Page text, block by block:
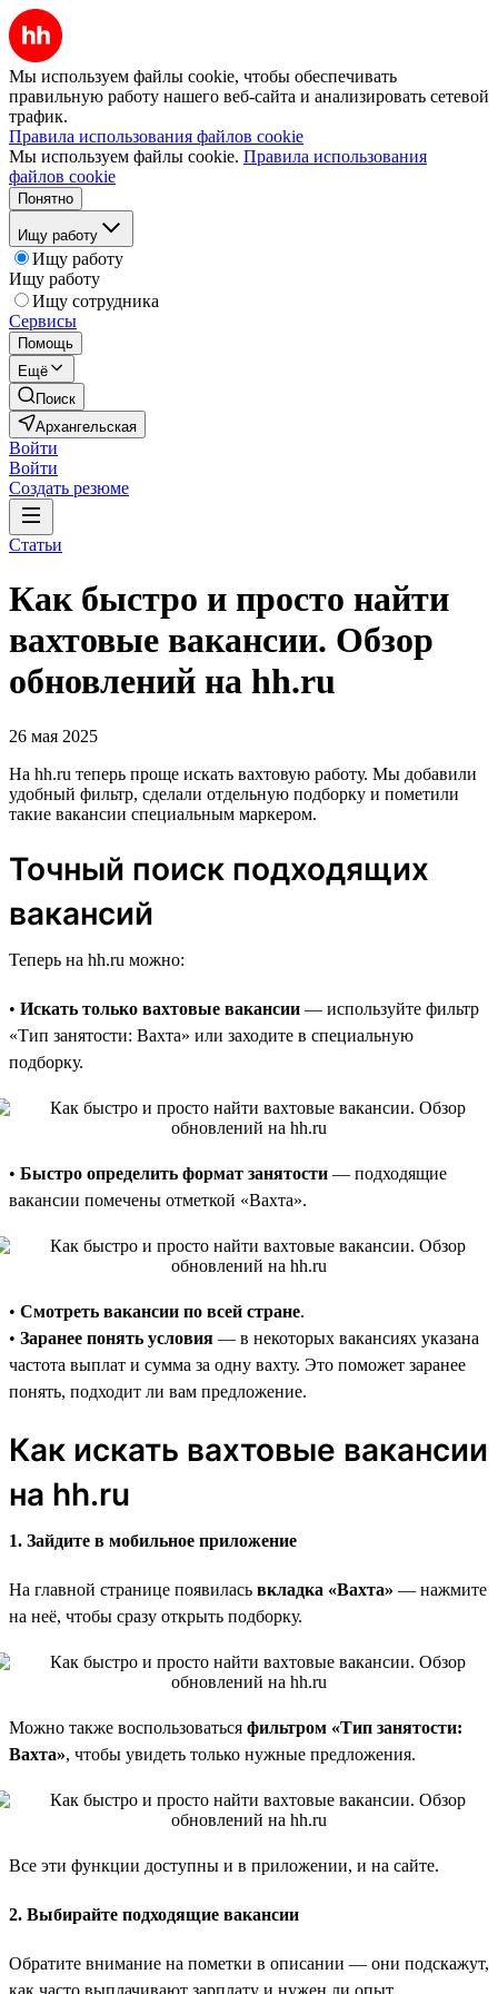
Мы используем файлы cookie, чтобы обеспечивать
правильную работу нашего веб-сайта и анализировать сетевой
трафик.
Правила использования файлов cookie
Мы используем файлы cookie. Правила использования
файлов cookie
Понятно
Ищу работу
Ищу работу
Ищу работу
Ищу сотрудника
Сервисы
Помощь
Ещё
Поиск
Архангельская
Войти
Войти
Создать резюме
Статьи
Как быстро и просто найти
вахтовые вакансии. Обзор
обновлений на hh.ru
26 мая 2025
На hh.ru теперь проще искать вахтовую работу. Мы добавили
удобный фильтр, сделали отдельную подборку и пометили
такие вакансии специальным маркером.
Точный поиск подходящих
вакансий
Теперь на hh.ru можно:
• Искать только вахтовые вакансии — используйте фильтр
«Тип занятости: Вахта» или заходите в специальную
подборку.
• Быстро определить формат занятости — подходящие
вакансии помечены отметкой «Вахта».
• Смотреть вакансии по всей стране.
• Заранее понять условия — в некоторых вакансиях указана
частота выплат и сумма за одну вахту. Это поможет заранее
понять, подходит ли вам предложение.
Как искать вахтовые вакансии
на hh.ru
1. Зайдите в мобильное приложение
На главной странице появилась вкладка «Вахта» — нажмите
на неё, чтобы сразу открыть подборку.
Можно также воспользоваться фильтром «Тип занятости:
Вахта», чтобы увидеть только нужные предложения.
Все эти функции доступны и в приложении, и на сайте.
2. Выбирайте подходящие вакансии
Обратите внимание на пометки в описании — они подскажут,
как часто выплачивают зарплату и нужен ли опыт.